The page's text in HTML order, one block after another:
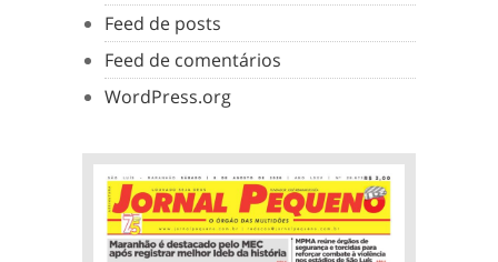
Feed de posts
Feed de comentários
WordPress.org